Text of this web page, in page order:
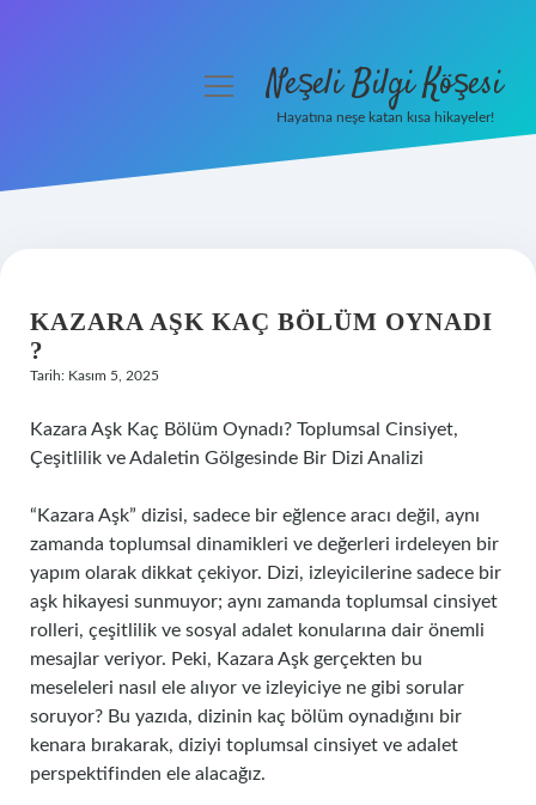
Hakkımızda
menüyüNeşeli Bilgi Köşesi
Hayatına neşe katan kısa hikayeler!
KAZARA AŞK KAÇ BÖLÜM OYNADI
?
Tarih: Kasım 5, 2025
Kazara Aşk Kaç Bölüm Oynadı? Toplumsal Cinsiyet,
Çeşitlilik ve Adaletin Gölgesinde Bir Dizi Analizi
“Kazara Aşk” dizisi, sadece bir eğlence aracı değil, aynı
zamanda toplumsal dinamikleri ve değerleri irdeleyen bir
yapım olarak dikkat çekiyor. Dizi, izleyicilerine sadece bir
aşk hikayesi sunmuyor; aynı zamanda toplumsal cinsiyet
rolleri, çeşitlilik ve sosyal adalet konularına dair önemli
mesajlar veriyor. Peki, Kazara Aşk gerçekten bu
meseleleri nasıl ele alıyor ve izleyiciye ne gibi sorular
soruyor? Bu yazıda, dizinin kaç bölüm oynadığını bir
kenara bırakarak, diziyi toplumsal cinsiyet ve adalet
perspektifinden ele alacağız.